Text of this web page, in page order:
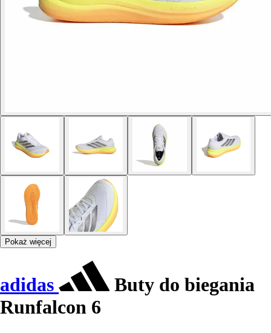
Pokaż więcej
adidas
Buty do biegania
Runfalcon 6